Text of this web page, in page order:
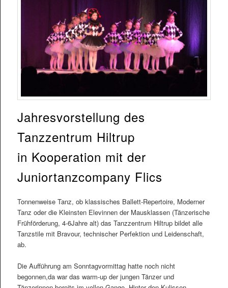
Jahresvorstellung des
Tanzzentrum Hiltrup
in Kooperation mit der
Juniortanzcompany Flics
Tonnenweise Tanz, ob klassisches Ballett-Repertoire, Moderner
Tanz oder die Kleinsten Elevinnen der Mausklassen (Tänzerische
Frühförderung, 4-6Jahre alt) das Tanzzentrum Hiltrup bildet alle
Tanzstile mit Bravour, technischer Perfektion und Leidenschaft,
ab.
Die Aufführung am Sonntagvormittag hatte noch nicht
begonnen,da war das warm-up der jungen Tänzer und